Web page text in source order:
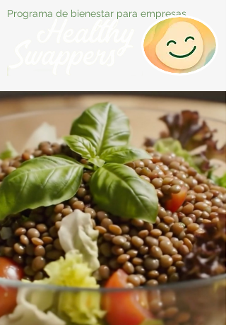
Programa de bienestar para empresas